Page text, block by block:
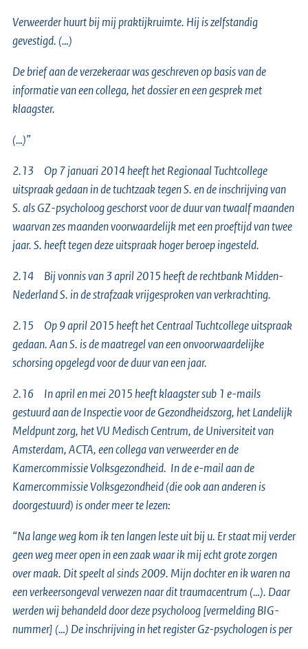
Verweerder huurt bij mij praktijkruimte. Hij is zelfstandig
gevestigd. (…)
De brief aan de verzekeraar was geschreven op basis van de
informatie van een collega, het dossier en een gesprek met
klaagster.
(…)”
2.13 Op 7 januari 2014 heeft het Regionaal Tuchtcollege
uitspraak gedaan in de tuchtzaak tegen S. en de inschrijving van
S. als GZ-psycholoog geschorst voor de duur van twaalf maanden
waarvan zes maanden voorwaardelijk met een proeftijd van twee
jaar. S. heeft tegen deze uitspraak hoger beroep ingesteld.
2.14 Bij vonnis van 3 april 2015 heeft de rechtbank Midden-
Nederland S. in de strafzaak vrijgesproken van verkrachting.
2.15 Op 9 april 2015 heeft het Centraal Tuchtcollege uitspraak
gedaan. Aan S. is de maatregel van een onvoorwaardelijke
schorsing opgelegd voor de duur van een jaar.
2.16 In april en mei 2015 heeft klaagster sub 1 e-mails
gestuurd aan de Inspectie voor de Gezondheidszorg, het Landelijk
Meldpunt zorg, het VU Medisch Centrum, de Universiteit van
Amsterdam, ACTA, een collega van verweerder en de
Kamercommissie Volksgezondheid. In de e-mail aan de
Kamercommissie Volksgezondheid (die ook aan anderen is
doorgestuurd) is onder meer te lezen:
“Na lange weg kom ik ten langen leste uit bij u. Er staat mij verder
geen weg meer open in een zaak waar ik mij echt grote zorgen
over maak. Dit speelt al sinds 2009. Mijn dochter en ik waren na
een verkeersongeval verwezen naar dit traumacentrum (…). Daar
werden wij behandeld door deze psycholoog [vermelding BIG-
nummer] (…) De inschrijving in het register Gz-psychologen is per